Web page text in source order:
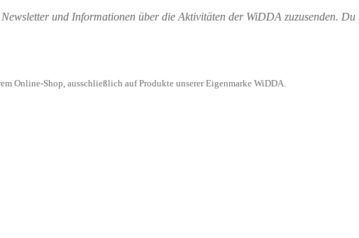
und Informationen über die Aktivitäten der WiDDA zuzusenden.
Online-Shop, ausschließlich auf Produkte unserer Eigenmarke WiDDA.